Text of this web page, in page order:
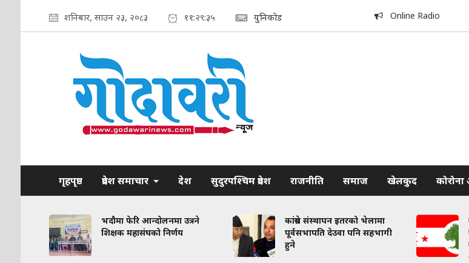
शनिबार, साउन २३, २०८३ ११:२९:३६ युनिकोड Online Radio
गृहपृष्ठ प्रदेश समाचार देश सुदुरपश्चिम प्रदेश राजनीति समाज खेलकुद
भदौमा फेरि आन्दोलनमा उत्रने
शिक्षक महासंघको निर्णय
कांग्रेस संस्थापन इतरको भेलामा
पूर्वसभापति देउवा पनि सहभागी
हुने